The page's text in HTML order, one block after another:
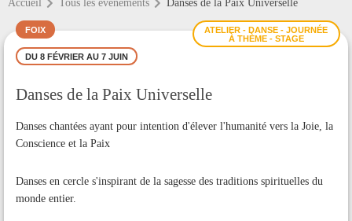
Accueil Tous les événements Danses de la Paix Universelle
ATELIER - DANSE - JOURNÉE
À THÈME - STAGE
FOIX
DU 8 FÉVRIER AU 7 JUIN
Danses de la Paix Universelle
Danses chantées ayant pour intention d'élever l'humanité vers la Joie, la
Conscience et la Paix
Danses en cercle s'inspirant de la sagesse des traditions spirituelles du
monde entier.